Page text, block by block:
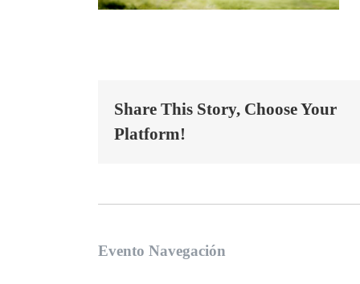
Share This Story, Choose Your
Platform!
Evento Navegación